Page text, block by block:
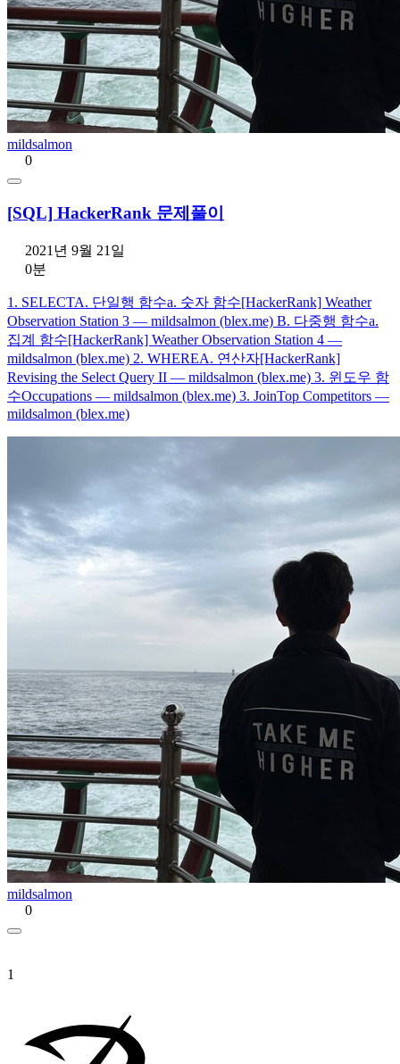
mildsalmon
0
[SQL] HackerRank 문제풀이
2021년 9월 21일
0분
1. SELECTA. 단일행 함수a. 숫자 함수[HackerRank] Weather
Observation Station 3 — mildsalmon (blex.me) B. 다중행 함수a.
집계 함수[HackerRank] Weather Observation Station 4 —
mildsalmon (blex.me) 2. WHEREA. 연산자[HackerRank]
Revising the Select Query II — mildsalmon (blex.me) 3. 윈도우 함
수Occupations — mildsalmon (blex.me) 3. JoinTop Competitors —
mildsalmon (blex.me)
mildsalmon
0
1